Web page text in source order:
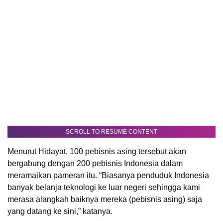
SCROLL TO RESUME CONTENT
Menurut Hidayat, 100 pebisnis asing tersebut akan
bergabung dengan 200 pebisnis Indonesia dalam
meramaikan pameran itu. “Biasanya penduduk Indonesia
banyak belanja teknologi ke luar negeri sehingga kami
merasa alangkah baiknya mereka (pebisnis asing) saja
yang datang ke sini,” katanya.